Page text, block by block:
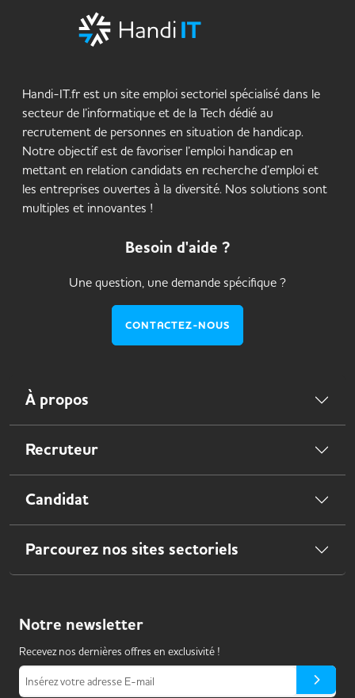
Handi-IT.fr est un site emploi sectoriel spécialisé dans le
secteur de l’informatique et de la Tech dédié au
recrutement de personnes en situation de handicap.
Notre objectif est de favoriser l’emploi handicap en
mettant en relation candidats en recherche d’emploi et
les entreprises ouvertes à la diversité. Nos solutions sont
multiples et innovantes !
Besoin d'aide ?
Une question, une demande spécifique ?
CONTACTEZ-NOUS
À propos
Recruteur
Candidat
Parcourez nos sites sectoriels
Notre newsletter
Recevez nos dernières offres en exclusivité !
Insérez votre adresse E-mail